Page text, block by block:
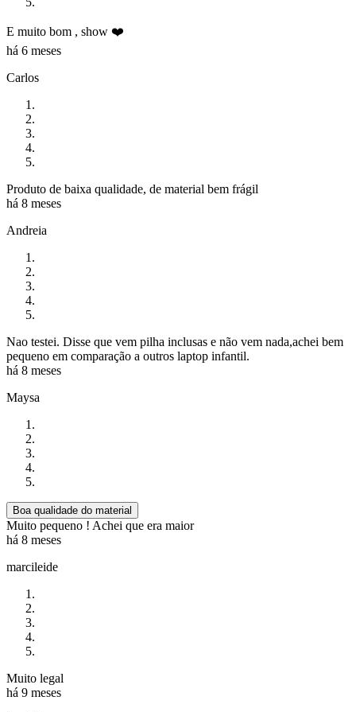
E muito bom , show ❤️
há 6 meses
Carlos
Produto de baixa qualidade, de material bem frágil
há 8 meses
Andreia
Nao testei. Disse que vem pilha inclusas e não vem nada,achei bem
pequeno em comparação a outros laptop infantil.
há 8 meses
Maysa
Boa qualidade do material
Muito pequeno ! Achei que era maior
há 8 meses
marcileide
Muito legal
há 9 meses